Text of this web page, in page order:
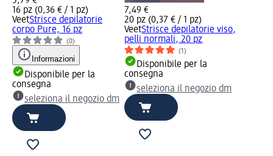
16 pz (0,36 € / 1 pz)
VeetStrisce depilatorie
corpo Pure, 16 pz
(0)
Informazioni
Disponibile per la
consegna
seleziona il negozio dm
7,49 €
20 pz (0,37 € / 1 pz)
VeetStrisce depilatorie viso,
pelli normali, 20 pz
(1)
Disponibile per la
consegna
seleziona il negozio dm